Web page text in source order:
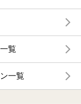
覧
一覧